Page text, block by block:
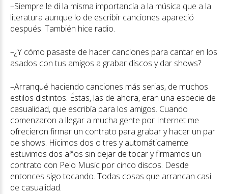
–Siempre le di la misma importancia a la música que a la
literatura aunque lo de escribir canciones apareció
después. También hice radio.
–¿Y cómo pasaste de hacer canciones para cantar en los
asados con tus amigos a grabar discos y dar shows?
–Arranqué haciendo canciones más serias, de muchos
estilos distintos. Éstas, las de ahora, eran una especie de
casualidad, que escribía para los amigos. Cuando
comenzaron a llegar a mucha gente por Internet me
ofrecieron firmar un contrato para grabar y hacer un par
de shows. Hicimos dos o tres y automáticamente
estuvimos dos años sin dejar de tocar y firmamos un
contrato con Pelo Music por cinco discos. Desde
entonces sigo tocando. Todas cosas que arrancan casi
de casualidad.